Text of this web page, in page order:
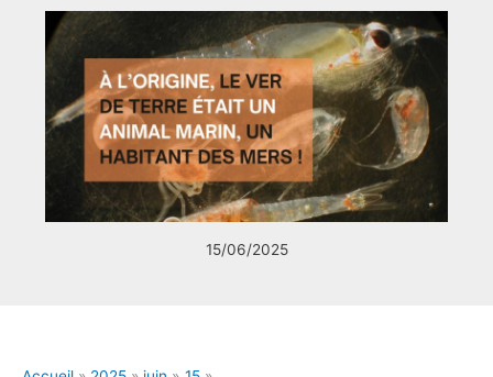
15/06/2025